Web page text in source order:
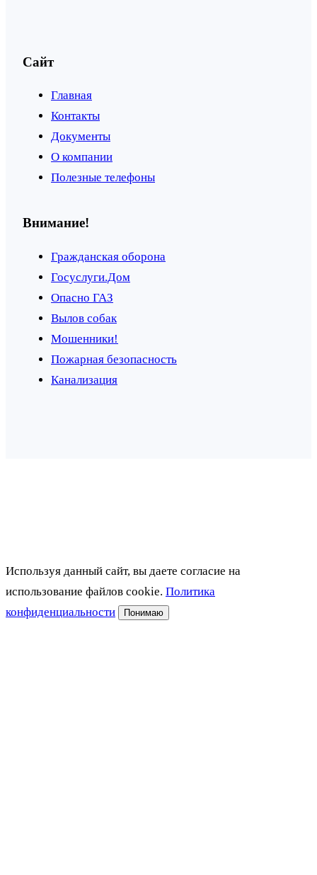
Сайт
Главная
Контакты
Документы
О компании
Полезные телефоны
Внимание!
Гражданская оборона
Госуслуги.Дом
Опасно ГАЗ
Вылов собак
Мошенники!
Пожарная безопасность
Канализация
Используя данный сайт, вы даете согласие на
использование файлов cookie. Политика
конфиденциальности
Понимаю